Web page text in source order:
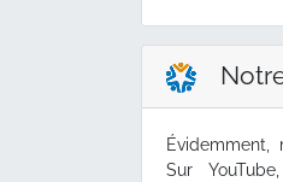
Évidemment,
Sur